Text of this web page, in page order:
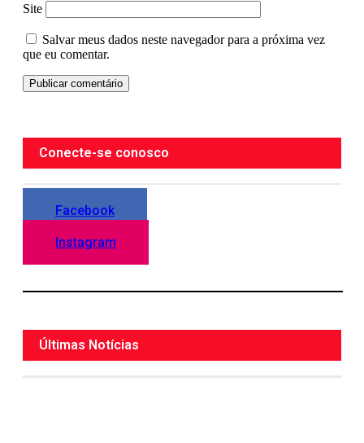
Site
Salvar meus dados neste navegador para a próxima vez
que eu comentar.
Conecte-se conosco
Facebook
Instagram
Últimas Notícias